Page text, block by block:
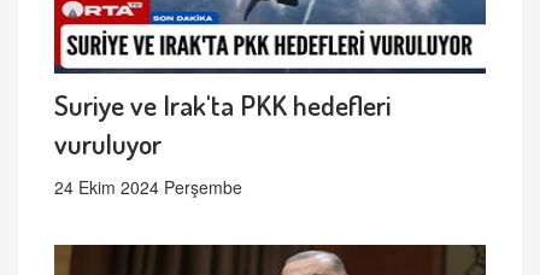
Suriye ve Irak'ta PKK hedefleri
vuruluyor
24 Ekim 2024 Perşembe